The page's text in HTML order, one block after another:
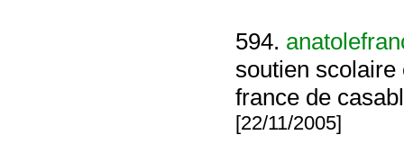
594.
soutien scolaire
france de
[22/11/2005]